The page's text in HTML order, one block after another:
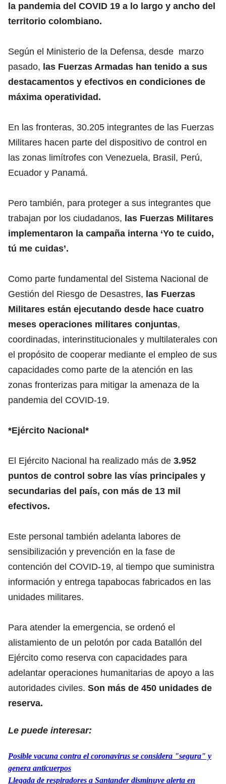
la pandemia del COVID 19 a lo largo y ancho del
territorio colombiano.
Según el Ministerio de la Defensa, desde marzo
pasado, las Fuerzas Armadas han tenido a sus
destacamentos y efectivos en condiciones de
máxima operatividad.
En las fronteras, 30.205 integrantes de las Fuerzas
Militares hacen parte del dispositivo de control en
las zonas limítrofes con Venezuela, Brasil, Perú,
Ecuador y Panamá.
Pero también, para proteger a sus integrantes que
trabajan por los ciudadanos, las Fuerzas Militares
implementaron la campaña interna ‘Yo te cuido,
tú me cuidas’.
Como parte fundamental del Sistema Nacional de
Gestión del Riesgo de Desastres, las Fuerzas
Militares están ejecutando desde hace cuatro
meses operaciones militares conjuntas,
coordinadas, interinstitucionales y multilaterales con
el propósito de cooperar mediante el empleo de sus
capacidades como parte de la atención en las
zonas fronterizas para mitigar la amenaza de la
pandemia del COVID-19.
*Ejército Nacional*
El Ejército Nacional ha realizado más de 3.952
puntos de control sobre las vías principales y
secundarias del país, con más de 13 mil
efectivos.
Este personal también adelanta labores de
sensibilización y prevención en la fase de
contención del COVID-19, al tiempo que suministra
información y entrega tapabocas fabricados en las
unidades militares.
Para atender la emergencia, se ordenó el
alistamiento de un pelotón por cada Batallón del
Ejército como reserva con capacidades para
adelantar operaciones humanitarias de apoyo a las
autoridades civiles. Son más de 450 unidades de
reserva.
Le puede interesar:
Posible vacuna contra el coronavirus se considera "segura" y
genera anticuerpos
Llegada de respiradores a Santander disminuye alerta en